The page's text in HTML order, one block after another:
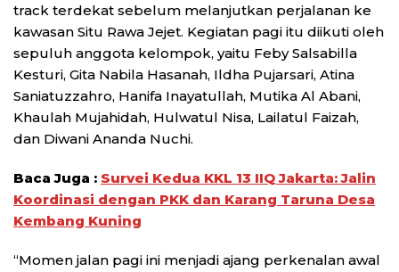
track terdekat sebelum melanjutkan perjalanan ke
kawasan Situ Rawa Jejet. Kegiatan pagi itu diikuti oleh
sepuluh anggota kelompok, yaitu Feby Salsabilla
Kesturi, Gita Nabila Hasanah, Ildha Pujarsari, Atina
Saniatuzzahro, Hanifa Inayatullah, Mutika Al Abani,
Khaulah Mujahidah, Hulwatul Nisa, Lailatul Faizah,
dan Diwani Ananda Nuchi.
Baca Juga : Survei Kedua KKL 13 IIQ Jakarta: Jalin
Koordinasi dengan PKK dan Karang Taruna Desa
Kembang Kuning
“Momen jalan pagi ini menjadi ajang perkenalan awal